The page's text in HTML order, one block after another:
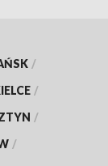
/
/
/
/